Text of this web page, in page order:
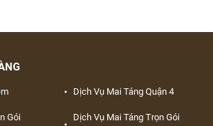
Dịch Vụ Mai Táng Quận 4
Gói
Dịch Vụ Mai Táng Trọn Gói